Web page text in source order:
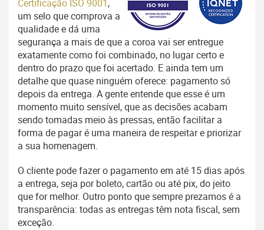
Certificação ISO 9001,
um selo que comprova a
qualidade e dá uma
segurança a mais de que a coroa vai ser entregue
exatamente como foi combinado, no lugar certo e
dentro do prazo que foi acertado. E ainda tem um
detalhe que quase ninguém oferece: pagamento só
depois da entrega. A gente entende que esse é um
momento muito sensível, que as decisões acabam
sendo tomadas meio às pressas, então facilitar a
forma de pagar é uma maneira de respeitar e priorizar
a sua homenagem.
O cliente pode fazer o pagamento em até 15 dias após
a entrega, seja por boleto, cartão ou até pix, do jeito
que for melhor. Outro ponto que sempre prezamos é a
transparência: todas as entregas têm nota fiscal, sem
exceção.